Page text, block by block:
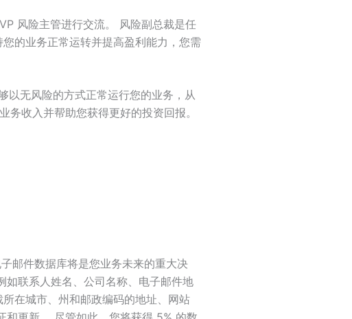
风险主管进行交流。 风险副总裁是任
的业务正常运转并提高盈利能力，您需
无风险的方式正常运行您的业务，从
收入并帮助您获得更好的投资回报。
邮件数据库将是您业务未来的重大决
如联系人姓名、公司名称、电子邮件地
在城市、州和邮政编码的地址、网站